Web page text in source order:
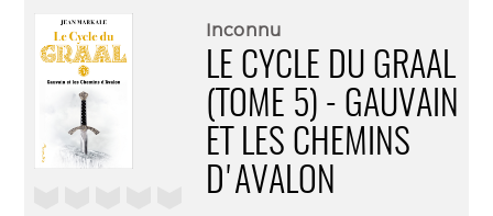
mail
Inconnu
LE CYCLE DU GRAAL
(TOME 5) - GAUVAIN
ET LES CHEMINS
D'AVALON